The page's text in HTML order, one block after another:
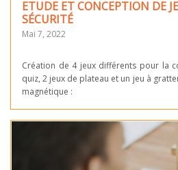
ETUDE ET CONCEPTION DE
SÉCURITÉ
Mai 7, 2022
Création de 4 jeux différents pour la
quiz, 2 jeux de plateau et un jeu à
magnétique :